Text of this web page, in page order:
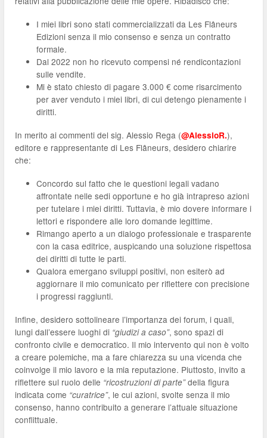
I miei libri sono stati commercializzati da Les Flâneurs
Edizioni senza il mio consenso e senza un contratto
formale.
Dal 2022 non ho ricevuto compensi né rendicontazioni
sulle vendite.
Mi è stato chiesto di pagare 3.000 € come risarcimento
per aver venduto i miei libri, di cui detengo pienamente i
diritti.
In merito ai commenti del sig. Alessio Rega (@AlessioR.),
editore e rappresentante di Les Flâneurs, desidero chiarire
che:
Concordo sul fatto che le questioni legali vadano
affrontate nelle sedi opportune e ho già intrapreso azioni
per tutelare i miei diritti. Tuttavia, è mio dovere informare i
lettori e rispondere alle loro domande legittime.
Rimango aperto a un dialogo professionale e trasparente
con la casa editrice, auspicando una soluzione rispettosa
dei diritti di tutte le parti.
Qualora emergano sviluppi positivi, non esiterò ad
aggiornare il mio comunicato per riflettere con precisione
i progressi raggiunti.
Infine, desidero sottolineare l’importanza dei forum, i quali,
lungi dall’essere luoghi di “giudizi a caso”, sono spazi di
confronto civile e democratico. Il mio intervento qui non è volto
a creare polemiche, ma a fare chiarezza su una vicenda che
coinvolge il mio lavoro e la mia reputazione. Piuttosto, invito a
riflettere sul ruolo delle “ricostruzioni di parte”della figura
indicata come “curatrice”, le cui azioni, svolte senza il mio
consenso, hanno contribuito a generare l’attuale situazione
conflittuale.